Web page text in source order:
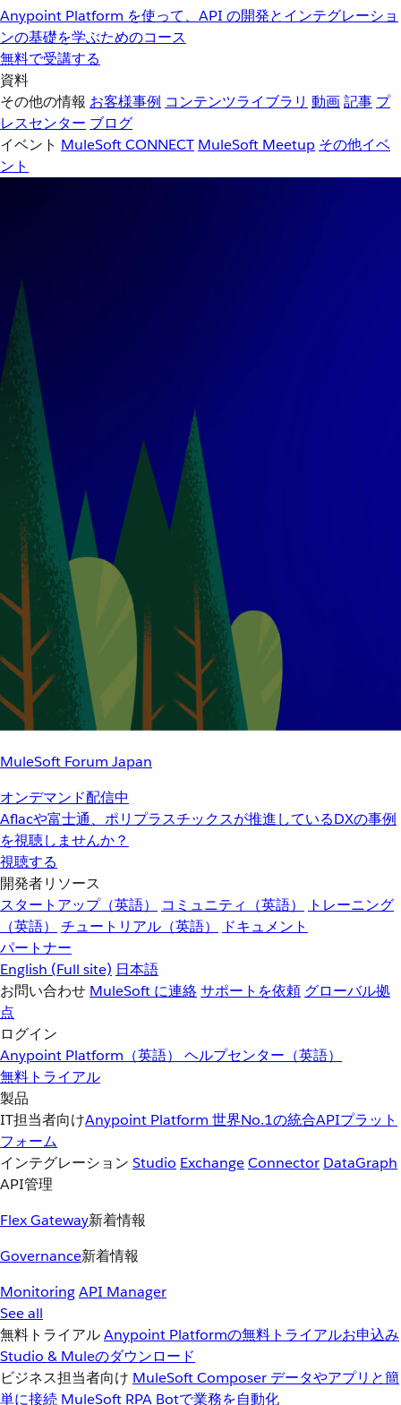
Anypoint Platform を使って、API の開発とインテグレーショ
ンの基礎を学ぶためのコース
無料で受講する
資料
その他の情報 お客様事例 コンテンツライブラリ 動画記事 プ
レスセンター ブログ
イベント MuleSoft CONNECT MuleSoft Meetup その他イベ
ント
MuleSoft Forum Japan
オンデマンド配信中
Aflacや富士通、ポリプラスチックスが推進しているDXの事例
を視聴しませんか？
視聴する
開発者リソース
スタートアップ（英語）
コミュニティ（英語）
トレーニング
（英語）
チュートリアル（英語）
ドキュメント
パートナー
English (Full site) 日本語
お問い合わせ MuleSoft に連絡サポートを依頼 グローバル拠
点
ログイン
Anypoint Platform（英語） ヘルプセンター（英語）
無料トライアル
製品
IT担当者向けAnypoint Platform 世界No.1の統合APIプラット
フォーム
インテグレーション Studio ExchangeConnector DataGraph
API管理
Flex Gateway新着情報
Governance新着情報
MonitoringAPI Manager
See all
無料トライアルAnypoint Platformの無料トライアルお申込み
Studio & Muleのダウンロード
ビジネス担当者向け MuleSoft Composer データやアプリと簡
単に接続 MuleSoft RPA Botで業務を自動化